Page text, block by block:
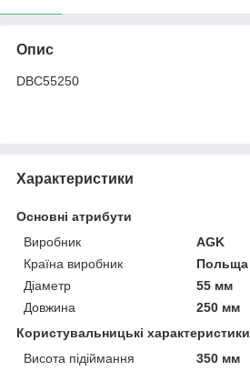
Опис
DBC55250
Характеристики
Основні атрибути
Виробник
AGK
Країна виробник
Польща
Діаметр
55 мм
Довжина
250 мм
Користувальницькі характеристики
Висота підіймання
350 мм